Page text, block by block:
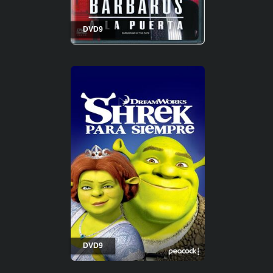
DVD9
DVD9